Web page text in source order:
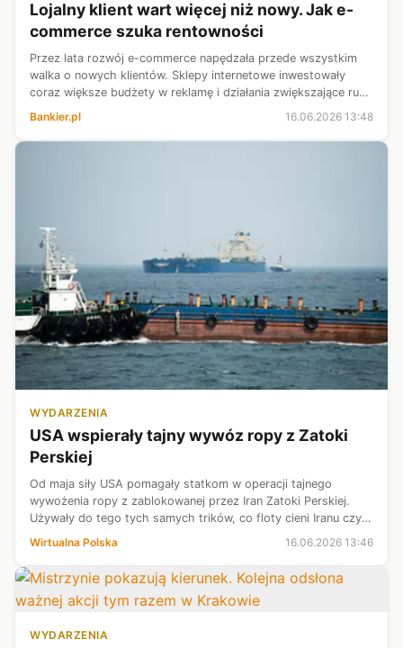
Lojalny klient wart więcej niż nowy. Jak e-
commerce szuka rentowności
Przez lata rozwój e-commerce napędzała przede wszystkim
walka o nowych klientów. Sklepy internetowe inwestowały
coraz większe budżety w reklamę i działania zwiększające ruch
na stronie. Dziś taki model staje się coraz mniej efektywny.
Konkurencja roś...
Bankier.pl 16.06.2026 13:48
WYDARZENIA
USA wspierały tajny wywóz ropy z Zatoki
Perskiej
Od maja siły USA pomagały statkom w operacji tajnego
wywożenia ropy z zablokowanej przez Iran Zatoki Perskiej.
Używały do tego tych samych trików, co floty cieni Iranu czy
Wirtualna Polska 16.06.2026 13:46
WYDARZENIA